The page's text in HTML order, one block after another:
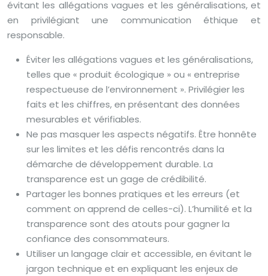
évitant les allégations vagues et les généralisations, et
en privilégiant une communication éthique et
responsable.
Éviter les allégations vagues et les généralisations,
telles que « produit écologique » ou « entreprise
respectueuse de l’environnement ». Privilégier les
faits et les chiffres, en présentant des données
mesurables et vérifiables.
Ne pas masquer les aspects négatifs. Être honnête
sur les limites et les défis rencontrés dans la
démarche de développement durable. La
transparence est un gage de crédibilité.
Partager les bonnes pratiques et les erreurs (et
comment on apprend de celles-ci). L’humilité et la
transparence sont des atouts pour gagner la
confiance des consommateurs.
Utiliser un langage clair et accessible, en évitant le
jargon technique et en expliquant les enjeux de